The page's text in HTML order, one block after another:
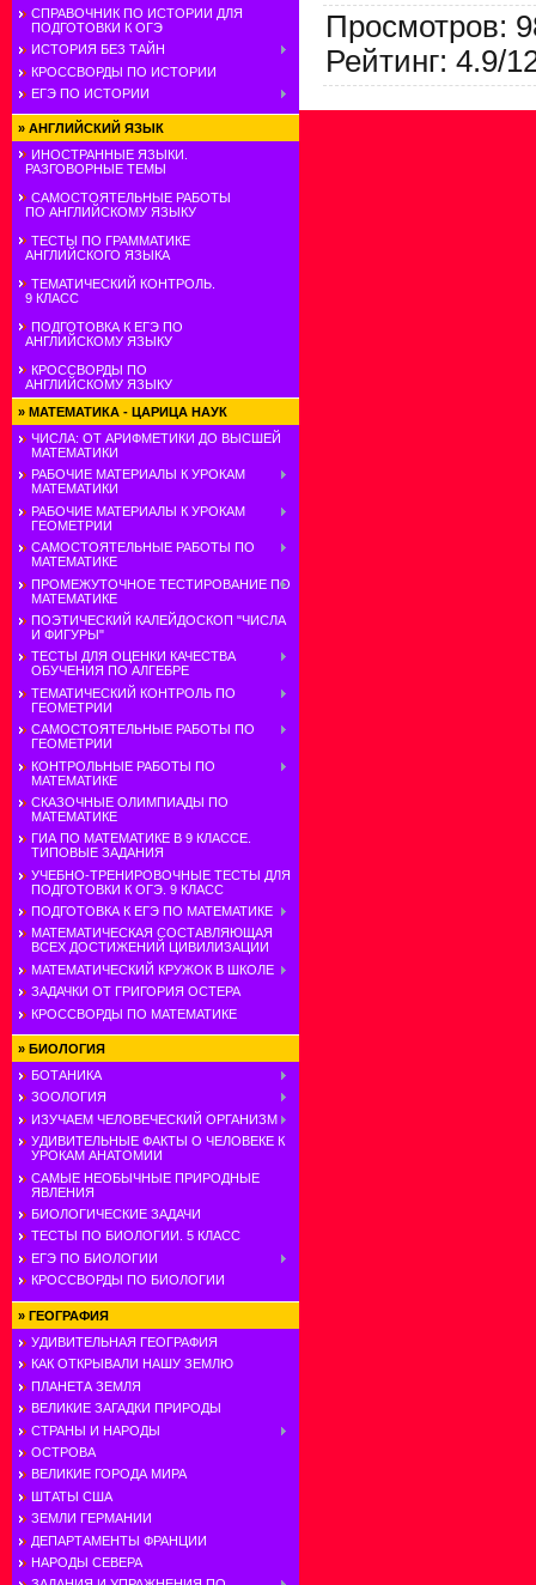
СПРАВОЧНИК ПО ИСТОРИИ ДЛЯ
ПОДГОТОВКИ К ОГЭ
ИСТОРИЯ БЕЗ ТАЙН
КРОССВОРДЫ ПО ИСТОРИИ
ЕГЭ ПО ИСТОРИИ
» АНГЛИЙСКИЙ ЯЗЫК
ИНОСТРАННЫЕ ЯЗЫКИ.
РАЗГОВОРНЫЕ ТЕМЫ
САМОСТОЯТЕЛЬНЫЕ РАБОТЫ
ПО АНГЛИЙСКОМУ ЯЗЫКУ
ТЕСТЫ ПО ГРАММАТИКЕ
АНГЛИЙСКОГО ЯЗЫКА
ТЕМАТИЧЕСКИЙ КОНТРОЛЬ.
9 КЛАСС
ПОДГОТОВКА К ЕГЭ ПО
АНГЛИЙСКОМУ ЯЗЫКУ
КРОССВОРДЫ ПО
АНГЛИЙСКОМУ ЯЗЫКУ
» МАТЕМАТИКА - ЦАРИЦА НАУК
ЧИСЛА: ОТ АРИФМЕТИКИ ДО ВЫСШЕЙ
МАТЕМАТИКИ
РАБОЧИЕ МАТЕРИАЛЫ К УРОКАМ
МАТЕМАТИКИ
РАБОЧИЕ МАТЕРИАЛЫ К УРОКАМ
ГЕОМЕТРИИ
САМОСТОЯТЕЛЬНЫЕ РАБОТЫ ПО
МАТЕМАТИКЕ
ПРОМЕЖУТОЧНОЕ ТЕСТИРОВАНИЕ ПО
МАТЕМАТИКЕ
ПОЭТИЧЕСКИЙ КАЛЕЙДОСКОП "ЧИСЛА
И ФИГУРЫ"
ТЕСТЫ ДЛЯ ОЦЕНКИ КАЧЕСТВА
ОБУЧЕНИЯ ПО АЛГЕБРЕ
ТЕМАТИЧЕСКИЙ КОНТРОЛЬ ПО
ГЕОМЕТРИИ
САМОСТОЯТЕЛЬНЫЕ РАБОТЫ ПО
ГЕОМЕТРИИ
КОНТРОЛЬНЫЕ РАБОТЫ ПО
МАТЕМАТИКЕ
СКАЗОЧНЫЕ ОЛИМПИАДЫ ПО
МАТЕМАТИКЕ
ГИА ПО МАТЕМАТИКЕ В 9 КЛАССЕ.
ТИПОВЫЕ ЗАДАНИЯ
УЧЕБНО-ТРЕНИРОВОЧНЫЕ ТЕСТЫ ДЛЯ
ПОДГОТОВКИ К ОГЭ. 9 КЛАСС
ПОДГОТОВКА К ЕГЭ ПО МАТЕМАТИКЕ
МАТЕМАТИЧЕСКАЯ СОСТАВЛЯЮЩАЯ
ВСЕХ ДОСТИЖЕНИЙ ЦИВИЛИЗАЦИИ
МАТЕМАТИЧЕСКИЙ КРУЖОК В ШКОЛЕ
ЗАДАЧКИ ОТ ГРИГОРИЯ ОСТЕРА
КРОССВОРДЫ ПО МАТЕМАТИКЕ
» БИОЛОГИЯ
БОТАНИКА
ЗООЛОГИЯ
ИЗУЧАЕМ ЧЕЛОВЕЧЕСКИЙ ОРГАНИЗМ
УДИВИТЕЛЬНЫЕ ФАКТЫ О ЧЕЛОВЕКЕ К
УРОКАМ АНАТОМИИ
САМЫЕ НЕОБЫЧНЫЕ ПРИРОДНЫЕ
ЯВЛЕНИЯ
БИОЛОГИЧЕСКИЕ ЗАДАЧИ
ТЕСТЫ ПО БИОЛОГИИ. 5 КЛАСС
ЕГЭ ПО БИОЛОГИИ
КРОССВОРДЫ ПО БИОЛОГИИ
» ГЕОГРАФИЯ
УДИВИТЕЛЬНАЯ ГЕОГРАФИЯ
КАК ОТКРЫВАЛИ НАШУ ЗЕМЛЮ
ПЛАНЕТА ЗЕМЛЯ
ВЕЛИКИЕ ЗАГАДКИ ПРИРОДЫ
СТРАНЫ И НАРОДЫ
ОСТРОВА
ВЕЛИКИЕ ГОРОДА МИРА
ШТАТЫ США
ЗЕМЛИ ГЕРМАНИИ
ДЕПАРТАМЕНТЫ ФРАНЦИИ
НАРОДЫ СЕВЕРА
Просмотров:
Рейтинг: 4.9/